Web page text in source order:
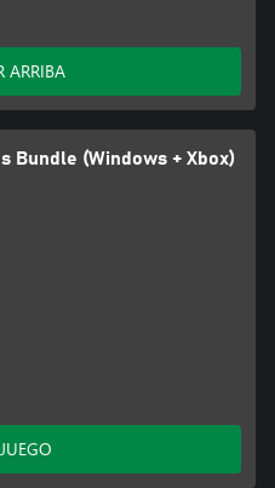
ARRIBA
Bundle (Windows + Xbox)